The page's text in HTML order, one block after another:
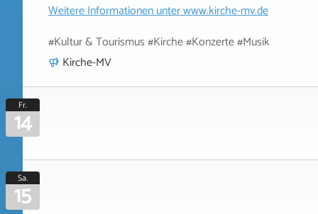
Weitere Informationen unterwww.kirche-mv.de
#Kultur & Tourismus #Kirche #Konzerte #Musik
Kirche-MV
Fr.
14
Sa.
15